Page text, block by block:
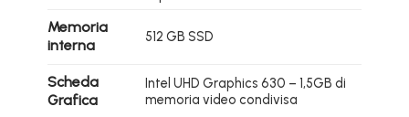
Memoria
interna
512 GB SSD
Scheda
Grafica
Intel UHD Graphics 630 – 1,5GB di
memoria video condivisa